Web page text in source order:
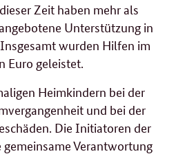
Zeit haben mehr als
Unterstützung in
wurden Hilfen im
Euro geleistet.
Heimkindern bei der
und bei der
Die Initiatoren der
Verantwortung